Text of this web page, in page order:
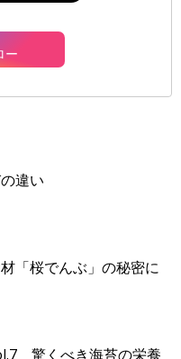
ー
違い
「桜でんぶ」の秘密に
驚くべき海苔の栄養